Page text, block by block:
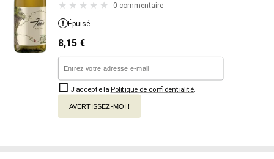
0 commentaire
Épuisé
8,15 €
J'accepte la Politique de confidentialité
AVERTISSEZ-MOI !